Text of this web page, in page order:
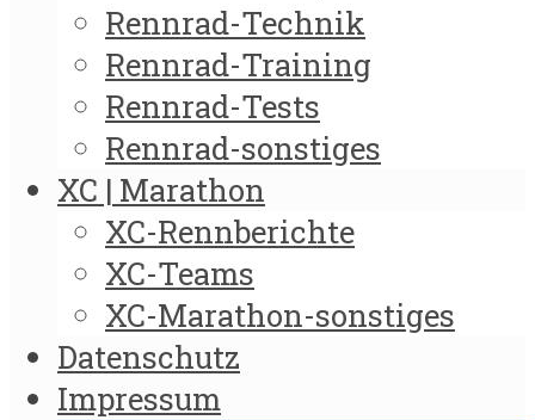
Rennrad-Technik
Rennrad-Training
Rennrad-Tests
Rennrad-sonstiges
XC | Marathon
XC-Rennberichte
XC-Teams
XC-Marathon-sonstiges
Datenschutz
Impressum